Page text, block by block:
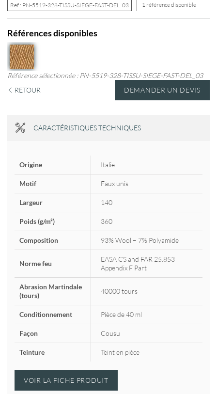
Ref : PN-5519-328-TISSU-SIEGE-FAST-DEL_03 1 référence disponible
Références disponibles
Référence sélectionnée : PN-5519-328-TISSU-SIEGE-FAST-DEL_03
RETOUR
DEMANDER UN DEVIS
CARACTÉRISTIQUES TECHNIQUES
Origine Italie
Motif Faux unis
Largeur 140
Poids (g/m²) 360
Composition 93% Wool – 7% Polyamide
Norme feu
EASA CS and FAR 25.853
Appendix F Part
Abrasion Martindale
(tours)
40000 tours
Conditionnement Pièce de 40 ml
Façon Cousu
Teinture Teint en pièce
VOIR LA FICHE PRODUIT